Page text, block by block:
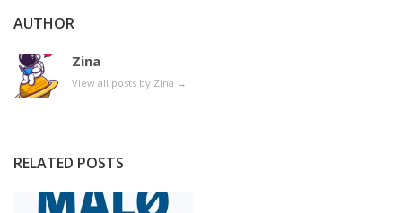
AUTHOR
Zina
View all posts by Zina →
RELATED POSTS